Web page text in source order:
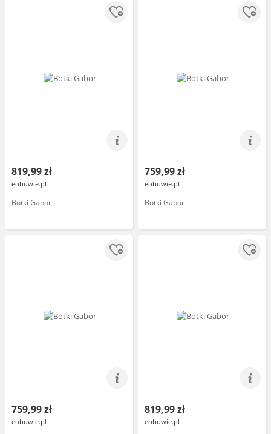
819,99 zł
eobuwie.pl
Botki Gabor
759,99 zł
eobuwie.pl
Botki Gabor
759,99 zł
eobuwie.pl
819,99 zł
eobuwie.pl